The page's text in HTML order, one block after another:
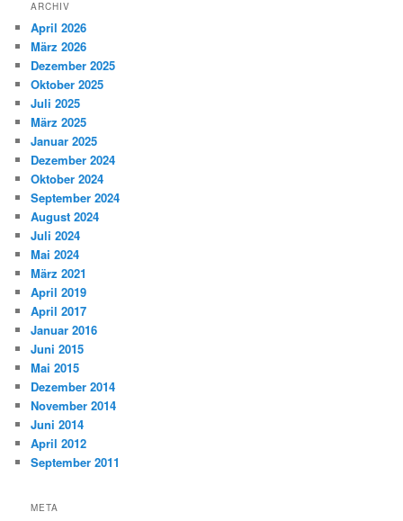
ARCHIV
April 2026
März 2026
Dezember 2025
Oktober 2025
Juli 2025
März 2025
Januar 2025
Dezember 2024
Oktober 2024
September 2024
August 2024
Juli 2024
Mai 2024
März 2021
April 2019
April 2017
Januar 2016
Juni 2015
Mai 2015
Dezember 2014
November 2014
Juni 2014
April 2012
September 2011
META